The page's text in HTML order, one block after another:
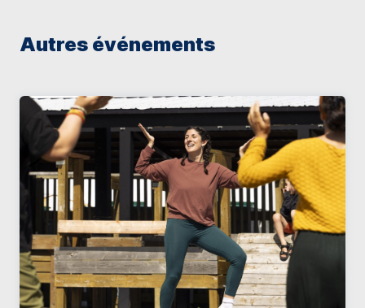
Autres événements